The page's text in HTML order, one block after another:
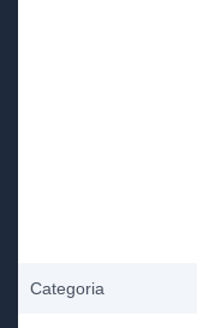
Categoria